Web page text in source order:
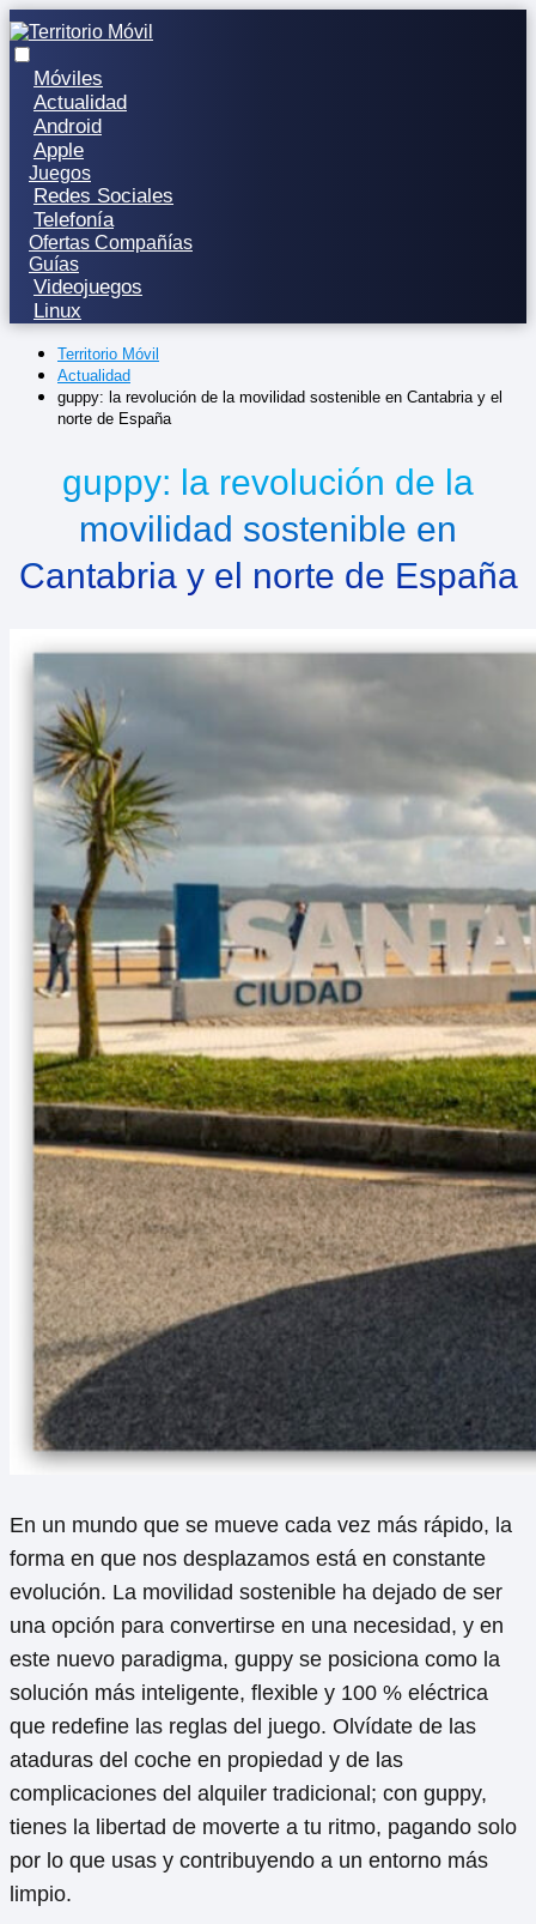
Móviles
Actualidad
Android
Apple
Juegos
Redes Sociales
Telefonía
Ofertas Compañías
Guías
Videojuegos
Linux
Territorio Móvil
Actualidad
guppy: la revolución de la movilidad sostenible en Cantabria y el
norte de España
guppy: la revolución de la
movilidad sostenible en
Cantabria y el norte de España
En un mundo que se mueve cada vez más rápido, la
forma en que nos desplazamos está en constante
evolución. La movilidad sostenible ha dejado de ser
una opción para convertirse en una necesidad, y en
este nuevo paradigma, guppy se posiciona como la
solución más inteligente, flexible y 100 % eléctrica
que redefine las reglas del juego. Olvídate de las
ataduras del coche en propiedad y de las
complicaciones del alquiler tradicional; con guppy,
tienes la libertad de moverte a tu ritmo, pagando solo
por lo que usas y contribuyendo a un entorno más
limpio.